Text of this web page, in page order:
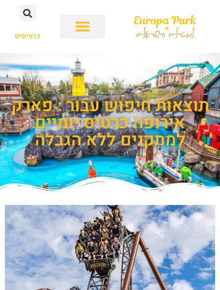
כרטיסים
תוצאות חיפוש עבור : פארק
אירופה כרטיס יומיים
למתקנים ללא הגבלה